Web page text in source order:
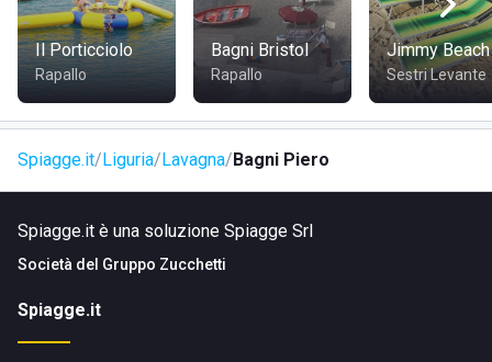
Lavagna, si trova la notaSestri Levantea circa 15' in
macchina e l'anticaChiavari(9' in macchina), che condivide
con Lavagna l'affaccio nel golfo del Tigullio.
Il Porticciolo
Rapallo
Bagni Bristol
Rapallo
Jimmy Beach
Sestri Levante
Spiagge.it Liguria Lavagna Bagni Piero
Spiagge.it è una soluzione Spiagge Srl
Società del Gruppo Zucchetti
Spiagge.it